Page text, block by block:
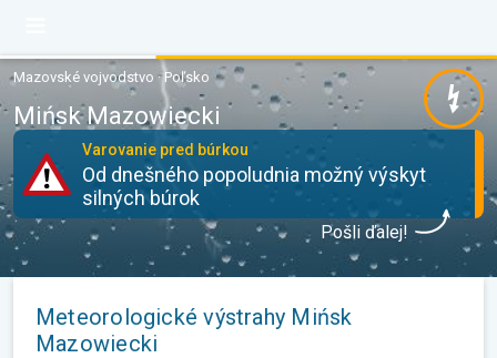
Mazovské vojvodstvo · Poľsko
Mińsk Mazowiecki
Varovanie pred búrkou
Od dnešného popoludnia možný výskyt
silných búrok
Pošli ďalej!
Meteorologické výstrahy Mińsk
Mazowiecki